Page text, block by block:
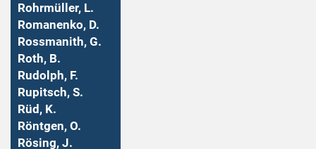
Rohrmüller, L.
Romanenko, D.
Rossmanith, G.
Roth, B.
Rudolph, F.
Rupitsch, S.
Rüd, K.
Röntgen, O.
Rösing, J.